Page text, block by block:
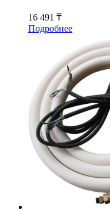
16 491 ₸
Подробнее